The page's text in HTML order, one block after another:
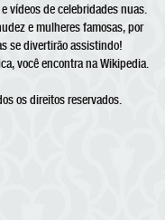
vídeos de celebridades nuas.
e mulheres famosas, por
se divertirão assistindo!
você encontra na Wikipedia.
os direitos reservados.